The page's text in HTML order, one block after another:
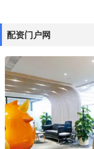
配资门户网